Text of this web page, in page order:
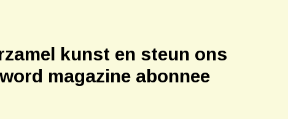
kunst en steun ons
magazine abonnee